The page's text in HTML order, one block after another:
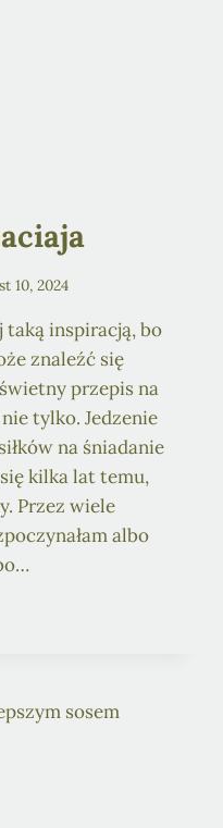
10, 2024
taką inspiracją, bo
znaleźć się
przepis na
tylko. Jedzenie
na śniadanie
kilka lat temu,
Przez wiele
albo